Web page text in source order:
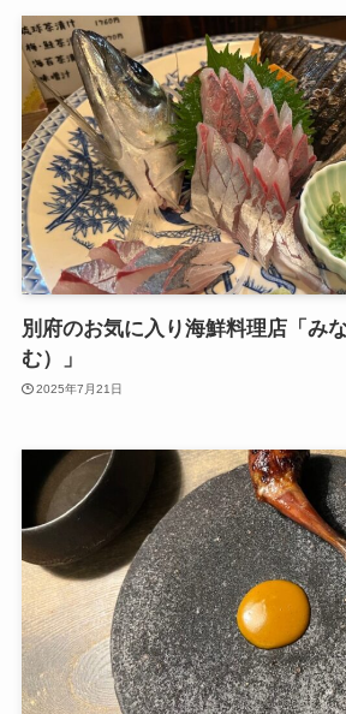
別府のお気に入り海鮮料理店「み
む）」
2025年7月21日